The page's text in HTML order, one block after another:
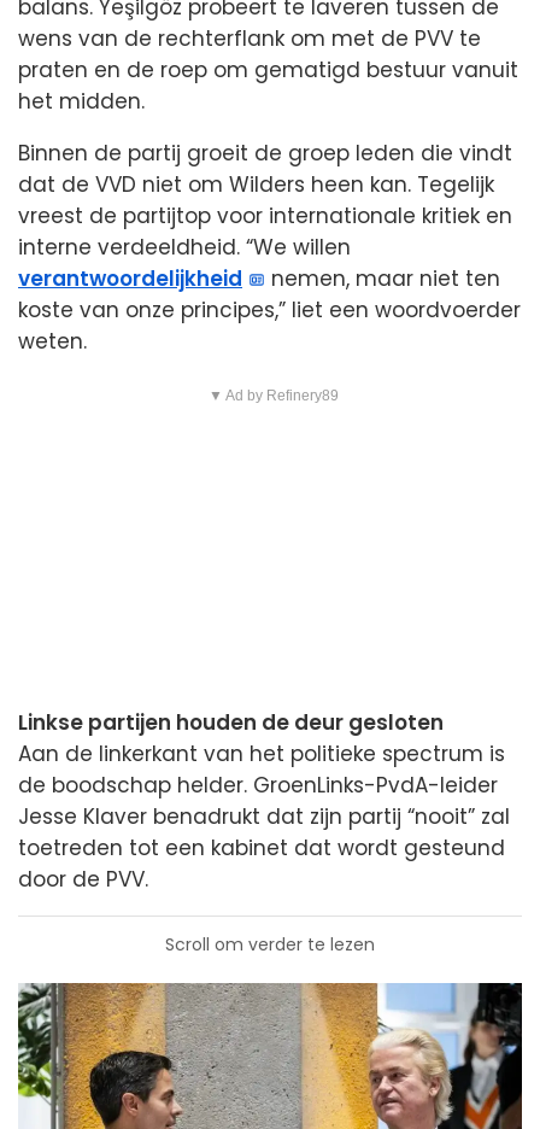
balans. Yeşilgöz probeert te laveren tussen de
wens van de rechterflank om met de PVV te
praten en de roep om gematigd bestuur vanuit
het midden.
Binnen de partij groeit de groep leden die vindt
dat de VVD niet om Wilders heen kan. Tegelijk
vreest de partijtop voor internationale kritiek en
interne verdeeldheid. “We willen
verantwoordelijkheid
nemen, maar niet ten
koste van onze principes,” liet een woordvoerder
weten.
▼ Ad by Refinery89
Linkse partijen houden de deur gesloten
Aan de linkerkant van het politieke spectrum is
de boodschap helder. GroenLinks-PvdA-leider
Jesse Klaver benadrukt dat zijn partij “nooit” zal
toetreden tot een kabinet dat wordt gesteund
door de PVV.
Scroll om verder te lezen